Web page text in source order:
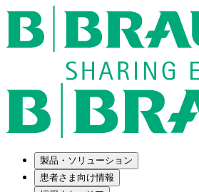
製品・ソリューション
患者さま向け情報